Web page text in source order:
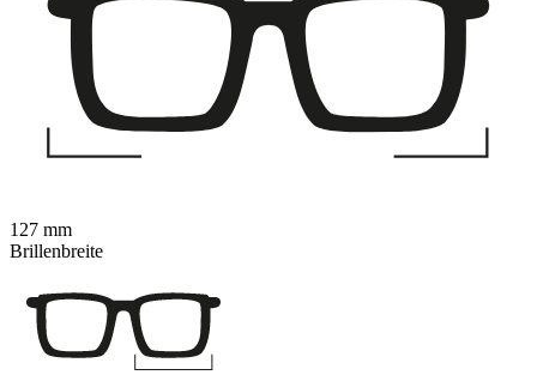
127 mm
Brillenbreite